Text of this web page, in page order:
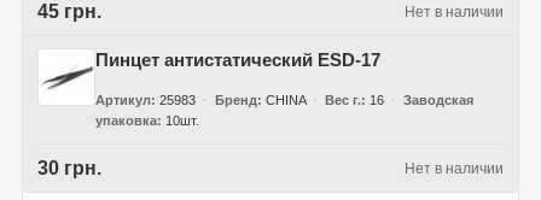
45 грн. Нет в наличии
Пинцет антистатический ESD-17
Артикул 25983 Бренд CHINA Вес г. 16
Заводская
упаковка
10шт.
30 грн. Нет в наличии